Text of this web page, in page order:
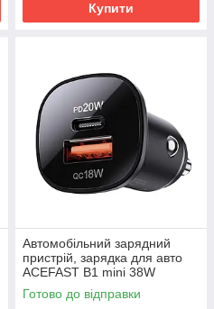
Купити
Автомобільний зарядний
пристрій, зарядка для авто
ACEFAST B1 mini 38W
подвійний порт металевий
корпус
Готово до відправки